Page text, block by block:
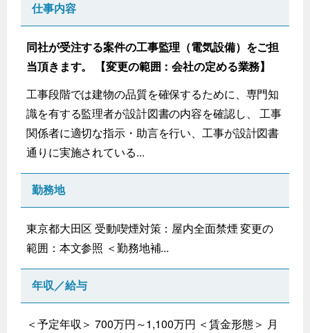
仕事内容
同社が受注する案件の工事監理（電気設備）をご担
当頂きます。 【変更の範囲：会社の定める業務】
工事段階では建物の品質を確保するために、専門知
識を有する監理者が設計図書の内容を確認し、 工事
関係者に適切な指示・助言を行い、工事が設計図書
通りに実施されている...
勤務地
東京都大田区 受動喫煙対策：屋内全面禁煙 変更の
範囲：本文参照 ＜勤務地補...
年収／給与
＜予定年収＞ 700万円～1,100万円 ＜賃金形態＞ 月